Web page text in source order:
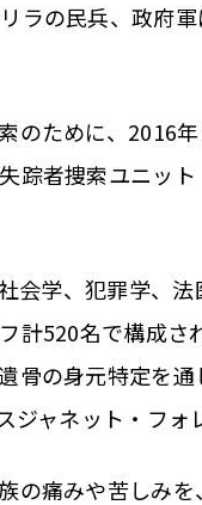
ラの民兵、政府
のために、2016
踪者捜索ユニッ
学、犯罪学、法
計520名で構成さ
骨の身元特定を通
ャネット・フォ
痛みや苦しみを